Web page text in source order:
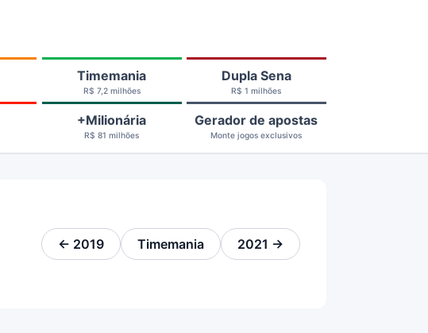
Timemania
R$ 7,2 milhões
Dupla Sena
R$ 1 milhões
+Milionária
R$ 81 milhões
Gerador de apostas
Monte jogos exclusivos
← 2019 Timemania 2021 →